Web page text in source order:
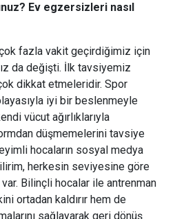
Ev egzersizleri nasıl
fazla vakit geçirdiğimiz için
da değişti. İlk tavsiyemiz
dikkat etmeleridir. Spor
iyi bir beslenmeyle
vücut ağırlıklarıyla
düşmemelerini tavsiye
hocaların sosyal medya
herkesin seviyesine göre
Bilinçli hocalar ile antrenman
ortadan kaldırır hem de
sağlayarak geri dönüş